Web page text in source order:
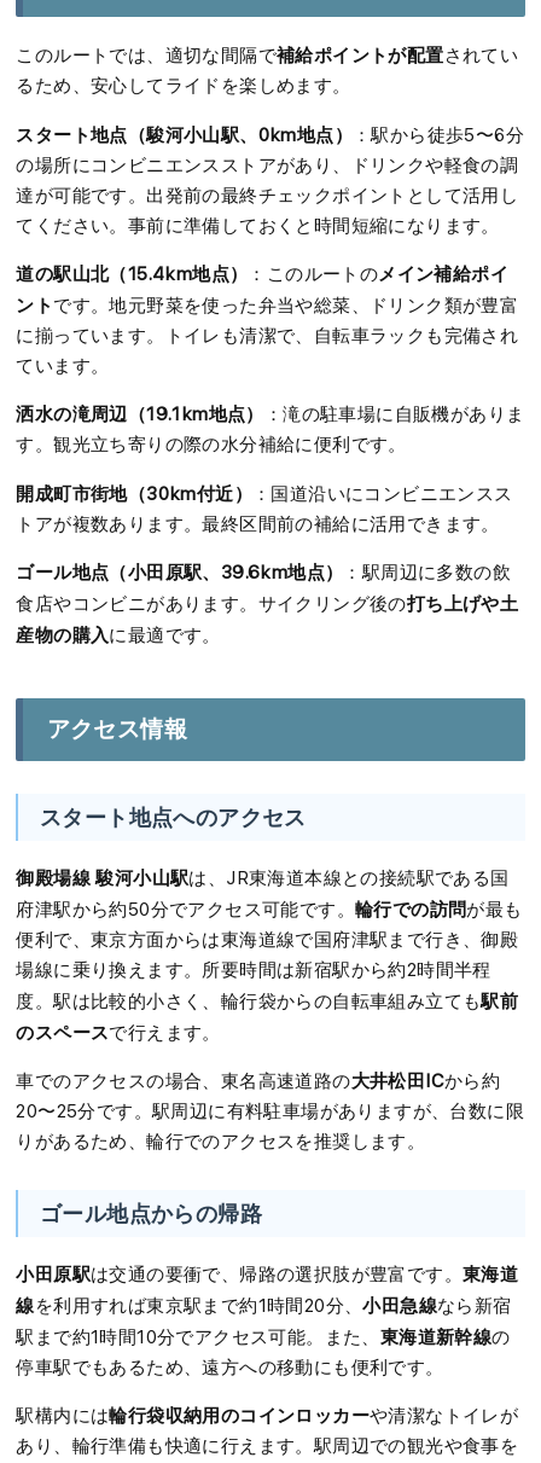
このルートでは、適切な間隔で補給ポイントが配置されてい
るため、安心してライドを楽しめます。
スタート地点（駿河小山駅、0km地点）
：駅から徒歩5〜6分
の場所にコンビニエンスストアがあり、ドリンクや軽食の調
達が可能です。出発前の最終チェックポイントとして活用し
てください。事前に準備しておくと時間短縮になります。
道の駅山北（15.4km地点） ：このルートのメイン補給ポイ
ント です。地元野菜を使った弁当や総菜、ドリンク類が豊富
に揃っています。トイレも清潔で、自転車ラックも完備され
ています。
洒水の滝周辺（19.1km地点）
：滝の駐車場に自販機がありま
す。観光立ち寄りの際の水分補給に便利です。
開成町市街地（30km付近）
：国道沿いにコンビニエンスス
トアが複数あります。最終区間前の補給に活用できます。
ゴール地点（小田原駅、39.6km地点）
：駅周辺に多数の飲
食店やコンビニがあります。サイクリング後の打ち上げや土
産物の購入に最適です。
アクセス情報
スタート地点へのアクセス
御殿場線 駿河小山駅は、JR東海道本線との接続駅である国
府津駅から約50分でアクセス可能です。輪行での訪問が最も
便利で、東京方面からは東海道線で国府津駅まで行き、御殿
場線に乗り換えます。所要時間は新宿駅から約2時間半程
度。駅は比較的小さく、輪行袋からの自転車組み立ても駅前
のスペースで行えます。
車でのアクセスの場合、東名高速道路の大井松田ICから約
20〜25分です。駅周辺に有料駐車場がありますが、台数に限
りがあるため、輪行でのアクセスを推奨します。
ゴール地点からの帰路
小田原駅は交通の要衝で、帰路の選択肢が豊富です。東海道
線を利用すれば東京駅まで約1時間20分、小田急線なら新宿
駅まで約1時間10分でアクセス可能。また、 東海道新幹線の
停車駅でもあるため、遠方への移動にも便利です。
駅構内には輪行袋収納用のコインロッカーや清潔なトイレが
あり、輪行準備も快適に行えます。駅周辺での観光や食事を